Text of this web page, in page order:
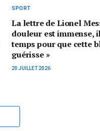
SPORT
La lettre de Lionel
douleur est immense,
temps pour que cette
guérisse »
20 JUILLET 2026